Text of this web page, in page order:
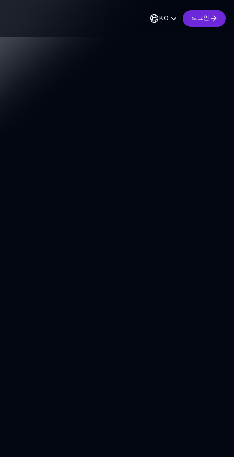
KO 로그인